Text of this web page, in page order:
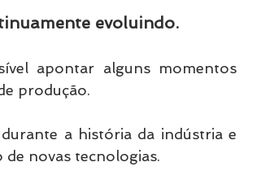
evoluindo.
apontar alguns momentos
produção.
a história da indústria e
novas tecnologias.